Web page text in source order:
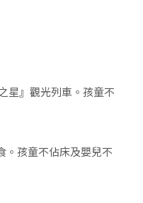
星』觀光列車。孩童不
。孩童不佔床及嬰兒不